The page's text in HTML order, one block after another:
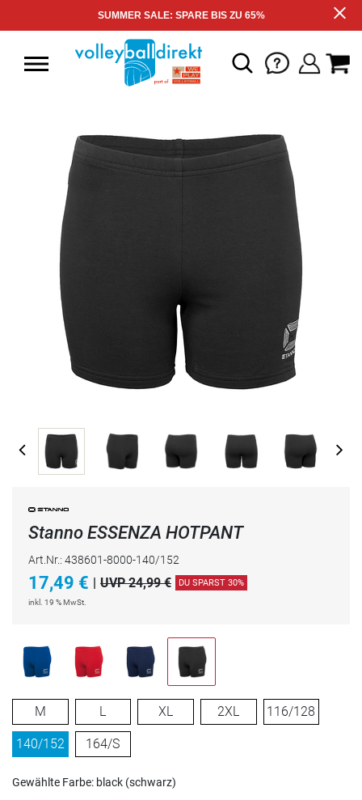
SUMMER SALE: SPARE BIS ZU 65%
Stanno ESSENZA HOTPANT
Art.Nr.: 438601-8000-140/152
17,49 € | UVP 24,99 € DU SPARST 30%
inkl. 19 % MwSt.
M L XL 2XL 116/128
140/152 164/S
Gewählte Farbe: black (schwarz)